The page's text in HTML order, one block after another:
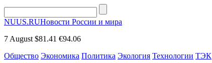
NUUS.RUНовости России и мира
7 August $81.41 €94.06
Общество Экономика Политика Экология Технологии ТЭК